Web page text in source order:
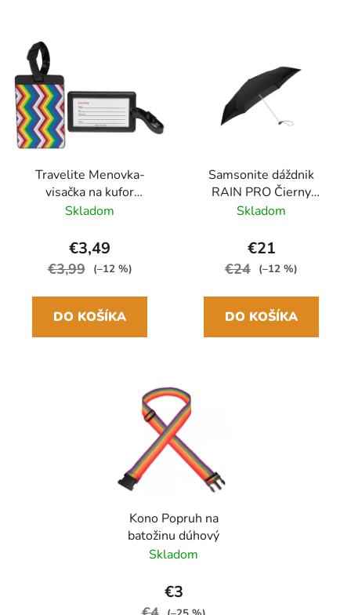
Travelite Menovka-
visačka na kufor
Multicolor Waves
Skladom
€3,49
€3,99 (–12 %)
DO KOŠÍKA
Samsonite dáždnik
RAIN PRO Čierny
skladací manuálny
Skladom
€21
€24 (–12 %)
DO KOŠÍKA
Kono Popruh na
batožinu dúhový
Skladom
€3